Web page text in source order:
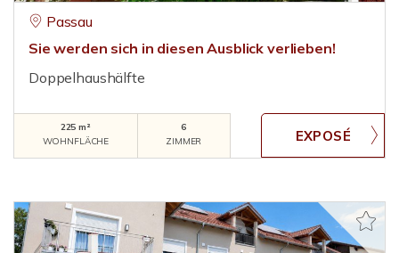
Passau
Sie werden sich in diesen Ausblick verlieben!
Doppelhaushälfte
225 m²
WOHNFLÄCHE
6
ZIMMER